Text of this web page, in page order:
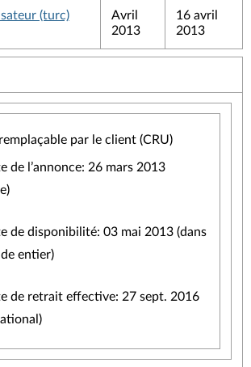
(turc)
Avril
2013
16 avril
2013
par le client (CRU)
de l’annonce: 26 mars 2013
de disponibilité: 03 mai 2013 (dans
entier)
de retrait effective: 27 sept. 2016